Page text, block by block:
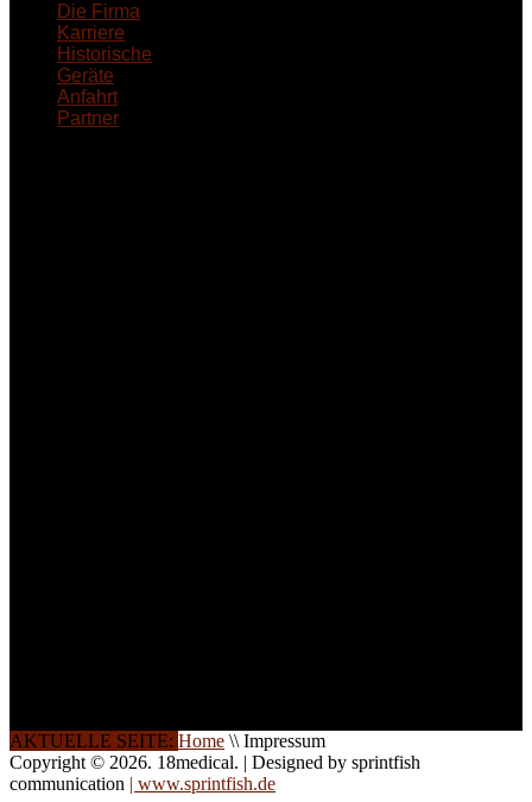
Die Firma
Karriere
Historische
Geräte
Anfahrt
Partner
AKTUELLE SEITE: Home \\ Impressum
Copyright © 2026. 18medical. | Designed by sprintfish
communication | www.sprintfish.de